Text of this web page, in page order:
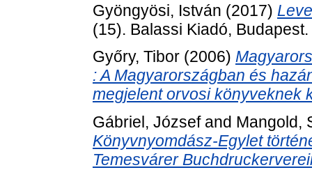
Gyöngyösi, István (2017)
(15). Balassi Kiadó,
Győry, Tibor (2006)
: A Magyarországban és
megjelent orvosi könyveknek
Gábriel, Józsefand Mangold,
Könyvnyomdász-Egylet
Temesvárer